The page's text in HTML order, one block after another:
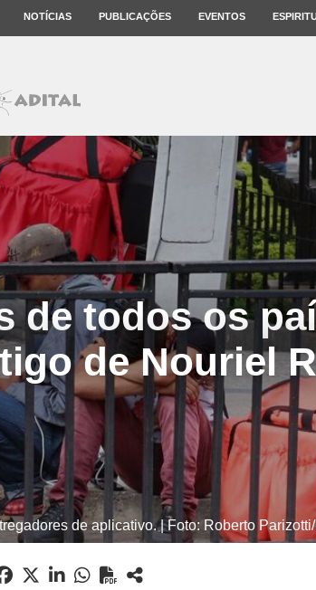
NOTÍCIAS PUBLICAÇÕES EVENTOS
de todos os
de Nouriel
de aplicativo. | Foto: Roberto